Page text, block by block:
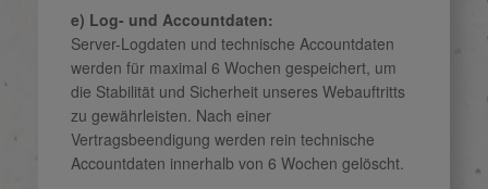
e) Log- und Accountdaten:
Server-Logdaten und technische Accountdaten
werden für maximal 6 Wochen gespeichert, um
die Stabilität und Sicherheit unseres Webauftritts
zu gewährleisten. Nach einer
Vertragsbeendigung werden rein technische
Accountdaten innerhalb von 6 Wochen gelöscht.